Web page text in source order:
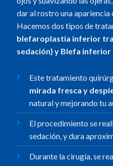
dar al rostro una apariencia
Hacemos dos tipos de
blefaroplastia inferior
sedación) y Blefa inferior
Este tratamiento
mirada fresca y
natural y mejorando tu
El procedimiento se
sedación, y dura
Durante la cirugía, se